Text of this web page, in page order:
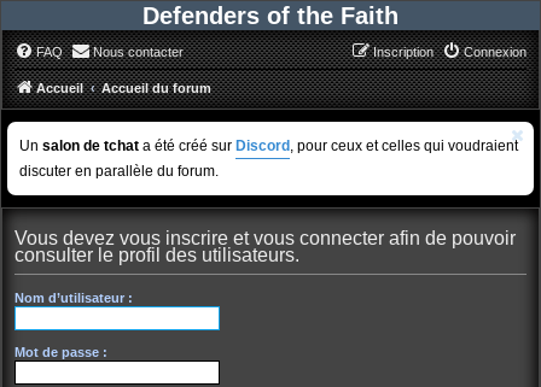
Defenders of the Faith
FAQ Nous contacter Connexion
Inscription
Accueil Accueil du forum
Un salon de tchat a été créé sur Discord , pour ceux et celles qui voudraient
discuter en parallèle du forum.
Vous devez vous inscrire et vous connecter afin de pouvoir
consulter le profil des utilisateurs.
Nom d’utilisateur :
Mot de passe :